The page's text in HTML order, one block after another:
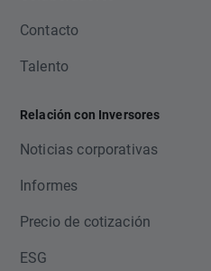
Contacto
Talento
Relación con Inversores
Noticias corporativas
Informes
Precio de cotización
ESG